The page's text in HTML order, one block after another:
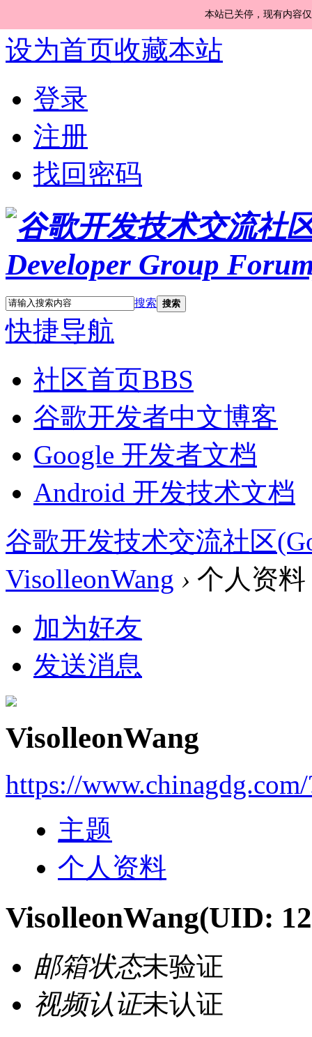
本站已关停，现有内容
设为首页收藏本站
登录
注册
找回密码
搜索 搜索
快捷导航
社区首页BBS
谷歌开发者中文博客
Google 开发者文档
Android 开发技术文档
谷歌开发技术交流社区
VisolleonWang › 个人资料
加为好友
发送消息
VisolleonWang
https://
主题
个人资料
VisolleonWang(UID:
邮箱状态未验证
视频认证未认证